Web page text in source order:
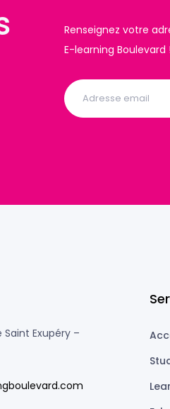
Renseignez votre
E-learning Boulevard !
Exupéry –